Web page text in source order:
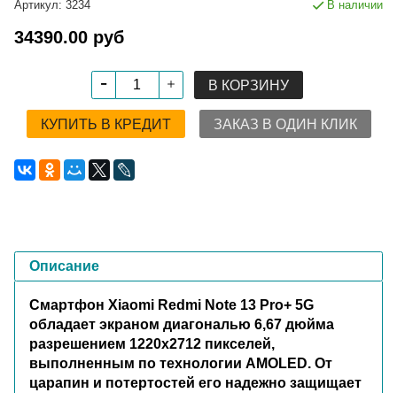
Артикул: 3234 В наличии
34390.00 руб
В КОРЗИНУ
КУПИТЬ В КРЕДИТ ЗАКАЗ В ОДИН КЛИК
Описание
Смартфон Xiaomi Redmi Note 13 Pro+ 5G
обладает экраном диагональю 6,67 дюйма
разрешением 1220x2712 пикселей,
выполненным по технологии AMOLED. От
царапин и потертостей его надежно защищает